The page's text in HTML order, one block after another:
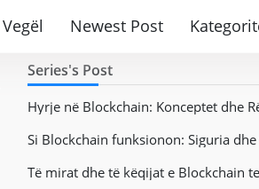
Vegël Newest Post
Series's Post
Hyrje në Blockchain: Konceptet dhe
Si Blockchain funksionon: Siguria
Të mirat dhe të këqijat e Blockchain